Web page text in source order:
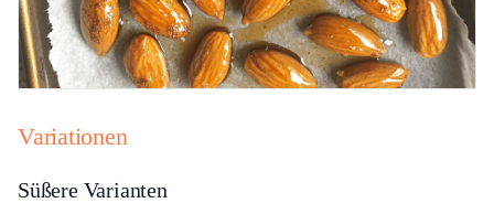
Variationen
Süßere Varianten